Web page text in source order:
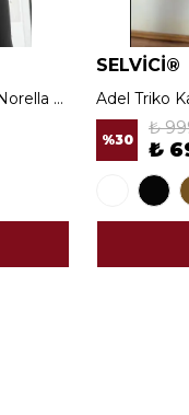
1 Beden İnce Gösteren Korseli Norella Tayt
SELVİCİ®
Adel Triko
%30
₺
₺